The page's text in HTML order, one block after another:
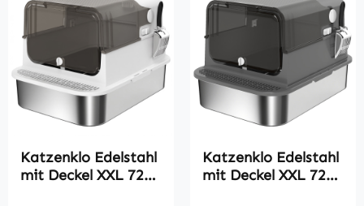
Katzenklo Edelstahl
mit Deckel XXL 72L
Katzenklo Edelstahl
mit Deckel XXL 72L